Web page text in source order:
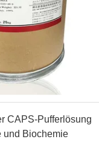
CAPS-Pufferlösung
und Biochemie